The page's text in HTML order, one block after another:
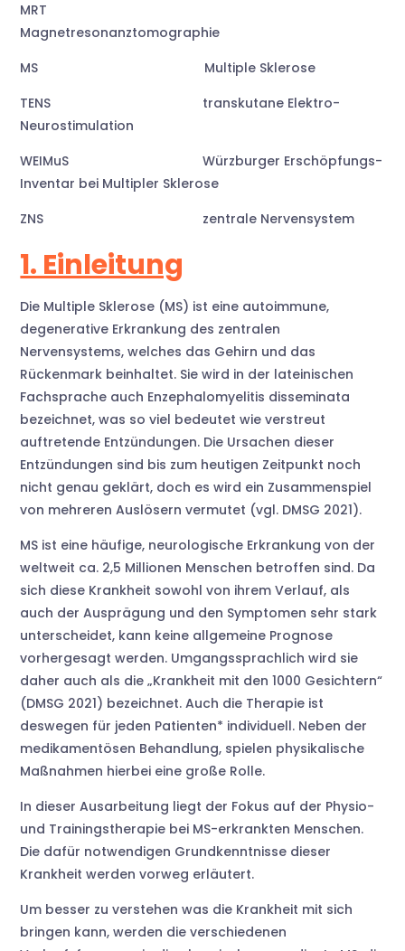
MRT
Magnetresonanztomographie
MS Multiple Sklerose
TENS transkutane Elektro-
Neurostimulation
WEIMuS Würzburger Erschöpfungs-
Inventar bei Multipler Sklerose
ZNS zentrale Nervensystem
1. Einleitung
Die Multiple Sklerose (MS) ist eine autoimmune,
degenerative Erkrankung des zentralen
Nervensystems, welches das Gehirn und das
Rückenmark beinhaltet. Sie wird in der lateinischen
Fachsprache auch Enzephalomyelitis disseminata
bezeichnet, was so viel bedeutet wie verstreut
auftretende Entzündungen. Die Ursachen dieser
Entzündungen sind bis zum heutigen Zeitpunkt noch
nicht genau geklärt, doch es wird ein Zusammenspiel
von mehreren Auslösern vermutet (vgl. DMSG 2021).
MS ist eine häufige, neurologische Erkrankung von der
weltweit ca. 2,5 Millionen Menschen betroffen sind. Da
sich diese Krankheit sowohl von ihrem Verlauf, als
auch der Ausprägung und den Symptomen sehr stark
unterscheidet, kann keine allgemeine Prognose
vorhergesagt werden. Umgangssprachlich wird sie
daher auch als die „Krankheit mit den 1000 Gesichtern“
(DMSG 2021) bezeichnet. Auch die Therapie ist
deswegen für jeden Patienten* individuell. Neben der
medikamentösen Behandlung, spielen physikalische
Maßnahmen hierbei eine große Rolle.
In dieser Ausarbeitung liegt der Fokus auf der Physio-
und Trainingstherapie bei MS-erkrankten Menschen.
Die dafür notwendigen Grundkenntnisse dieser
Krankheit werden vorweg erläutert.
Um besser zu verstehen was die Krankheit mit sich
bringen kann, werden die verschiedenen